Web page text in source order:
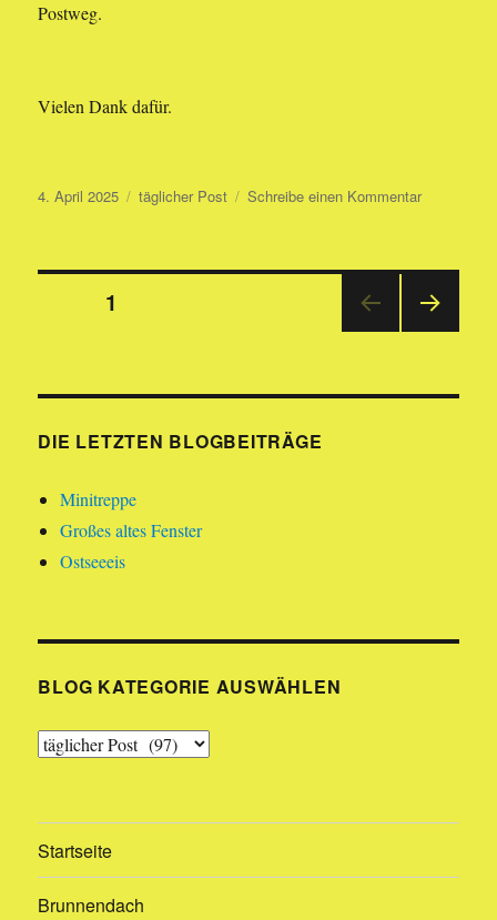
Postweg.
Vielen Dank dafür.
Veröffentlicht
4. April 2025 Kategorien
täglicher Post Schreibe einen Kommentarzu
Seitennummerierung
Beiträge
1
E
DIE LETZTEN BLOGBEITRÄGE
Minitreppe
Großes altes Fenster
Ostseeeis
BLOG KATEGORIE AUSWÄHLEN
Blog
Startseite
Brunnendach